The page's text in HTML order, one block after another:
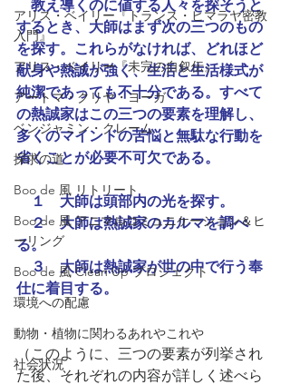
アリス・ベイリー『トランス・ヒマラヤ密教
入門』
アリス・ベイリー『未完の自叙伝』
アートマ・クリヤ・ヨーガ
ベンジャミン・クレーム
探求の道
Boo de 風 リトリート
Boo de 風 アニマルコミュニケーション＆ヒ
ーリング
Boo de 風 Clean Up プロジェクト
環境への配慮
動物・植物に関わるあれやこれや
社会状況
教え導くのに値する人々を探そうと
するとき、大師はまず次の三つのもの
を探す。これらがなければ、どれほど
献身や熱誠が強く、生活と生活様式が
純潔であっても不十分である。すべて
の熱誠家はこの三つの要素を理解し、
多くのマインドの苦悩と無駄な行動を
省くことが必要不可欠である。
１　大師は頭部内の光を探す。
２　大師は熱誠家のカルマを調べ
る。
３　大師は熱誠家が世の中で行う奉
仕に着目する。
（このように、三つの要素が列挙され
た後、それぞれの内容が詳しく述べら